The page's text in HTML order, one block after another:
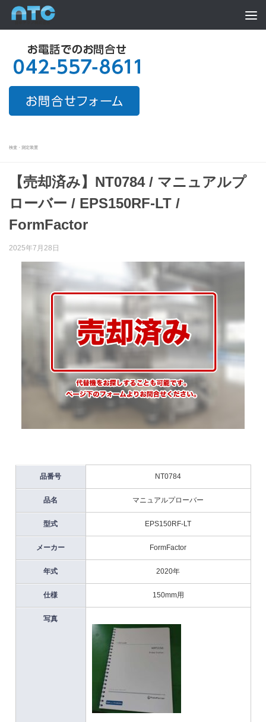
Skip to content
検査・測定装置
【売却済み】NT0784 / マニュアルプ
ローバー / EPS150RF-LT /
FormFactor
2025年7月28日
品番号 NT0784
品名 マニュアルプローバー
型式 EPS150RF-LT
メーカー FormFactor
年式 2020年
仕様 150mm用
写真